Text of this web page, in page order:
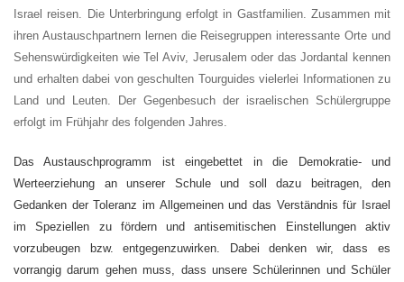
Israel reisen. Die Unterbringung erfolgt in Gastfamilien. Zusammen mit
ihren Austauschpartnern lernen die Reisegruppen interessante Orte und
Sehenswürdigkeiten wie Tel Aviv, Jerusalem oder das Jordantal kennen
und erhalten dabei von geschulten Tourguides vielerlei Informationen zu
Land und Leuten. Der Gegenbesuch der israelischen Schülergruppe
erfolgt im Frühjahr des folgenden Jahres.
Das Austauschprogramm ist eingebettet in die Demokratie- und
Werteerziehung an unserer Schule und soll dazu beitragen, den
Gedanken der Toleranz im Allgemeinen und das Verständnis für Israel
im Speziellen zu fördern und antisemitischen Einstellungen aktiv
vorzubeugen bzw. entgegenzuwirken. Dabei denken wir, dass es
vorrangig darum gehen muss, dass unsere Schülerinnen und Schüler